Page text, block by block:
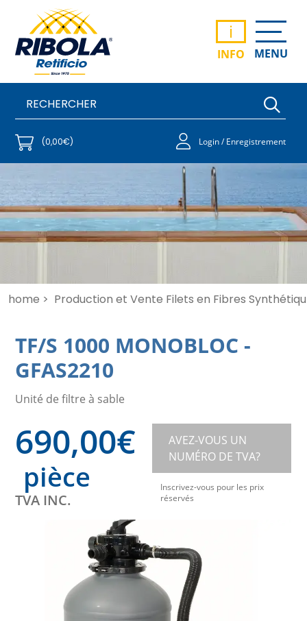
i
INFO MENU
(0,00€) Login / Enregistrement
home > Production et Vente Filets en Fibres
TF/S 1000 MONOBLOC -
GFAS2210
Unité de filtre à sable
690,00€
pièce
TVA INC.
AVEZ-VOUS UN
NUMÉRO DE TVA?
Inscrivez-vous pour les prix
réservés